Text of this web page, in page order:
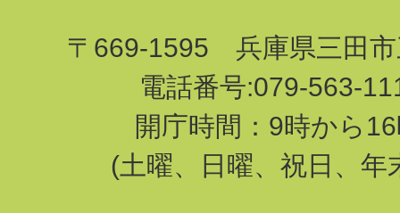
〒669-1595 兵庫県三田市
電話番号:079-563-
開庁時間：9時から
(土曜、日曜、祝日、年